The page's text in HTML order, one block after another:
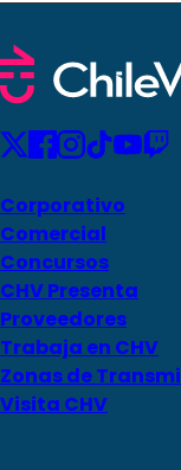
Corporativo
Comercial
Concursos
CHV Presenta
Proveedores
Trabaja en CHV
Zonas de
Visita CHV